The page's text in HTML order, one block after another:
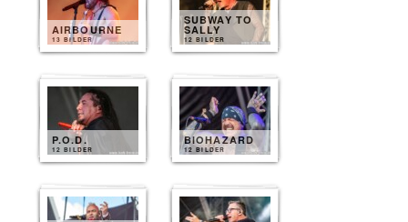
AIRBOURNE
13 BILDER
SUBWAY TO
SALLY
12 BILDER
P.O.D.
12 BILDER
BIOHAZARD
12 BILDER